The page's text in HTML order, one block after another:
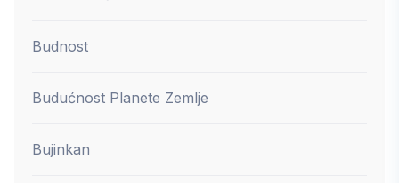
Budnost
Budućnost Planete Zemlje
Bujinkan